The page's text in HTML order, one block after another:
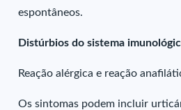
espontâneos.
Distúrbios do sistema
Reação alérgica e reação
Os sintomas podem incluir